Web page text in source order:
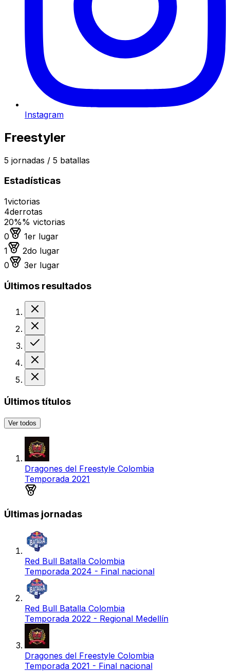
Instagram
Freestyler
5 jornadas / 5 batallas
Estadísticas
1victorias
4derrotas
20%% victorias
0
Medalla de oro
1er lugar
1
Medalla de plata
2do lugar
0
Medalla de bronce
3er lugar
Últimos resultados
Últimos títulos
Ver todos
Dragones del Freestyle Colombia
Temporada 2021
Últimas jornadas
Red Bull Batalla Colombia
Temporada 2024 - Final nacional
Red Bull Batalla Colombia
Temporada 2022 - Regional Medellín
Dragones del Freestyle Colombia
Temporada 2021 - Final nacional